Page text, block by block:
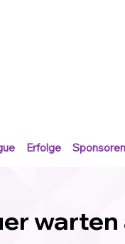
Erfolge Sponsoren
warten